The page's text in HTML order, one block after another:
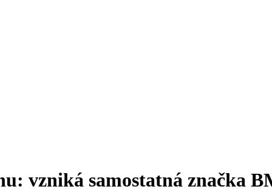
vzniká samostatná značka